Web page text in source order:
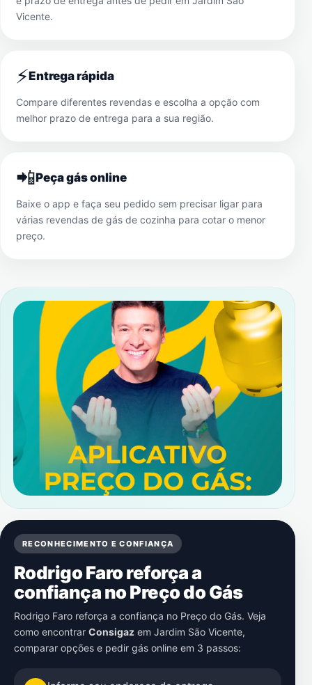
Vicente.
⚡Entrega rápida
Compare diferentes revendas e escolha a opção com
melhor prazo de entrega para a sua região.
📲Peça gás online
Baixe o app e faça seu pedido sem precisar ligar para
várias revendas de gás de cozinha para cotar o menor
preço.
RECONHECIMENTO E CONFIANÇA
Rodrigo Faro reforça a
confiança no Preço do Gás
Rodrigo Faro reforça a confiança no Preço do Gás. Veja
como encontrar Consigaz em Jardim São Vicente,
comparar opções e pedir gás online em 3 passos: